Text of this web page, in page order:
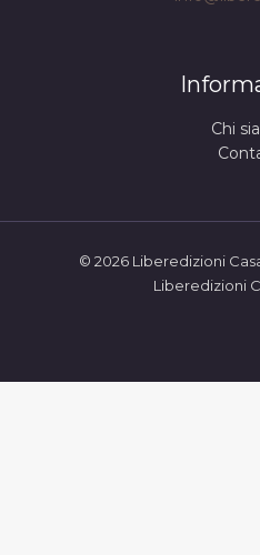
Chi
© 2026 Liberedizioni
Liberedizioni